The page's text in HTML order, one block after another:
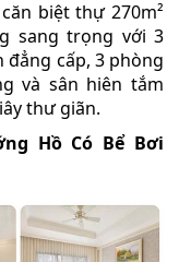
biệt thự 270m²
sang trọng với 3
cấp, 3 phòng
và sân hiên tắm
thư giãn.
Hồ Có Bể Bơi